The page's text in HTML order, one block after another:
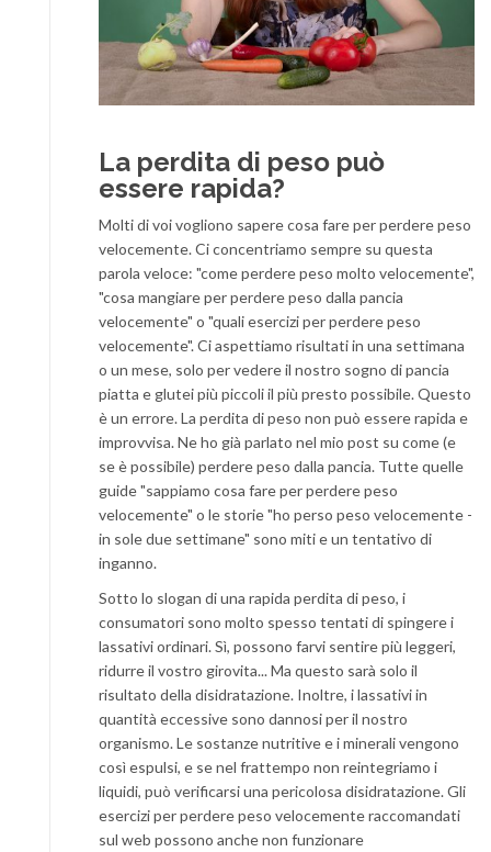
La perdita di peso può
essere rapida?
Molti di voi vogliono sapere cosa fare per perdere peso
velocemente. Ci concentriamo sempre su questa
parola veloce: "come perdere peso molto velocemente",
"cosa mangiare per perdere peso dalla pancia
velocemente" o "quali esercizi per perdere peso
velocemente". Ci aspettiamo risultati in una settimana
o un mese, solo per vedere il nostro sogno di pancia
piatta e glutei più piccoli il più presto possibile. Questo
è un errore. La perdita di peso non può essere rapida e
improvvisa. Ne ho già parlato nel mio post su come (e
se è possibile) perdere peso dalla pancia. Tutte quelle
guide "sappiamo cosa fare per perdere peso
velocemente" o le storie "ho perso peso velocemente -
in sole due settimane" sono miti e un tentativo di
inganno.
Sotto lo slogan di una rapida perdita di peso, i
consumatori sono molto spesso tentati di spingere i
lassativi ordinari. Sì, possono farvi sentire più leggeri,
ridurre il vostro girovita... Ma questo sarà solo il
risultato della disidratazione. Inoltre, i lassativi in
quantità eccessive sono dannosi per il nostro
organismo. Le sostanze nutritive e i minerali vengono
così espulsi, e se nel frattempo non reintegriamo i
liquidi, può verificarsi una pericolosa disidratazione. Gli
esercizi per perdere peso velocemente raccomandati
sul web possono anche non funzionare